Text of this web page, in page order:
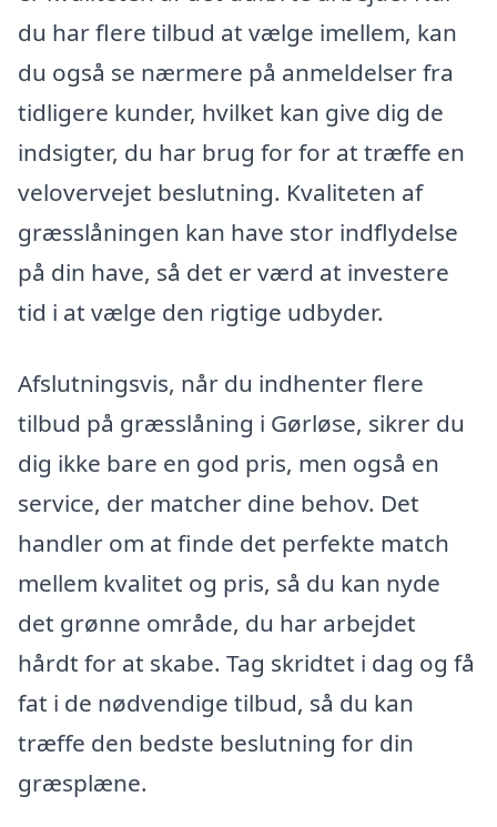
du har flere tilbud at vælge imellem, kan
du også se nærmere på anmeldelser fra
tidligere kunder, hvilket kan give dig de
indsigter, du har brug for for at træffe en
velovervejet beslutning. Kvaliteten af
græsslåningen kan have stor indflydelse
på din have, så det er værd at investere
tid i at vælge den rigtige udbyder.
Afslutningsvis, når du indhenter flere
tilbud på græsslåning i Gørløse, sikrer du
dig ikke bare en god pris, men også en
service, der matcher dine behov. Det
handler om at finde det perfekte match
mellem kvalitet og pris, så du kan nyde
det grønne område, du har arbejdet
hårdt for at skabe. Tag skridtet i dag og få
fat i de nødvendige tilbud, så du kan
træffe den bedste beslutning for din
græsplæne.